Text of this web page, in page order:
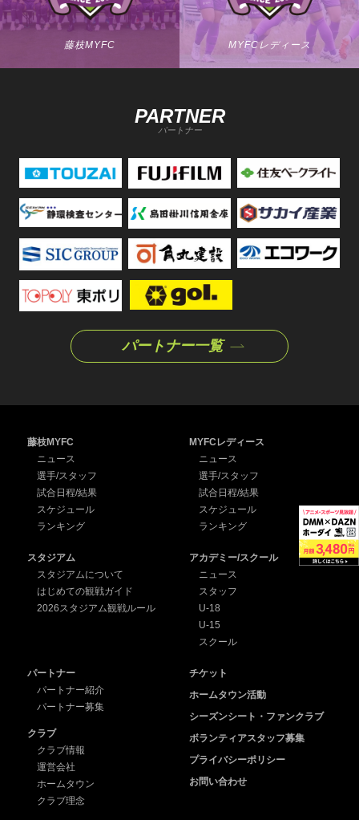
藤枝MYFC MYFCレディース
PARTNER
パートナー
パートナー一覧
藤枝MYFC
ニュース
選手/スタッフ
試合日程/結果
スケジュール
ランキング
MYFCレディース
ニュース
選手/スタッフ
試合日程/結果
スケジュール
ランキング
スタジアム
スタジアムについて
はじめての観戦ガイド
2026スタジアム観戦ルール
アカデミー/スクール
ニュース
スタッフ
U-18
U-15
スクール
パートナー
パートナー紹介
パートナー募集
クラブ
クラブ情報
運営会社
ホームタウン
クラブ理念
チケット
ホームタウン活動
シーズンシート・ファンクラブ
ボランティアスタッフ募集
プライバシーポリシー
お問い合わせ